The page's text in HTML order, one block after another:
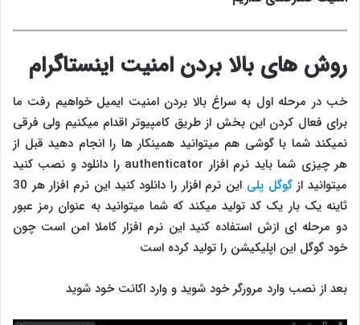
روش های بالا بردن امنیت اینستاگرام
خب در مرحله اول به سراغ بالا بردن امنیت ایمیل خواهیم رفت ما
برای فعال کردن این بخش از طریق کامپیوتر اقدام میکنیم ولی فرقی
نمیکند شما با گوشی هم میتوانید همینکار ها را انجام دهید قبل از
هر چیزی شما باید نرم افزار authenticator را دانلود و نصب کنید
میتوانید ازگوگل پلی
این نرم افزار را دانلود کنید این نرم افزار هر 30
ثاینه یک بار یک کد تولید میکند که شما میتوانید به عنوان رمز عبور
دو مرحله ای ازش استفاده کنید این نرم افزار کاملا امن است چون
خود گوگل این اپلیکیشن را تولید کرده است
بعد از نصب وارد مرورگر خود شوید و وارد اکانت خود شوید